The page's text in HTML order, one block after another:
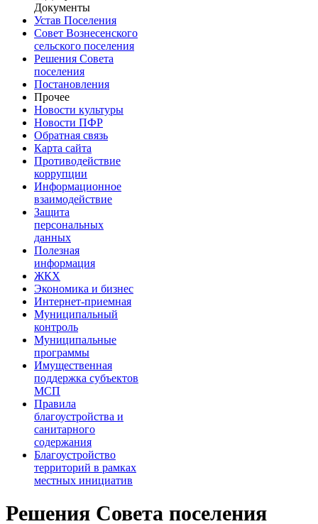
Документы
Устав Поселения
Совет Вознесенского
сельского поселения
Решения Совета
поселения
Постановления
Прочее
Новости культуры
Новости ПФР
Обратная связь
Карта сайта
Противодействие
коррупции
Информационное
взаимодействие
Защита
персональных
данных
Полезная
информация
ЖКХ
Экономика и бизнес
Интернет-приемная
Муниципальный
контроль
Муниципальные
программы
Имущественная
поддержка субъектов
МСП
Правила
благоустройства и
санитарного
содержания
Благоустройство
территорий в рамках
местных инициатив
Решения Совета поселения